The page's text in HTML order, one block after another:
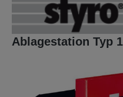
Ablagestation Typ